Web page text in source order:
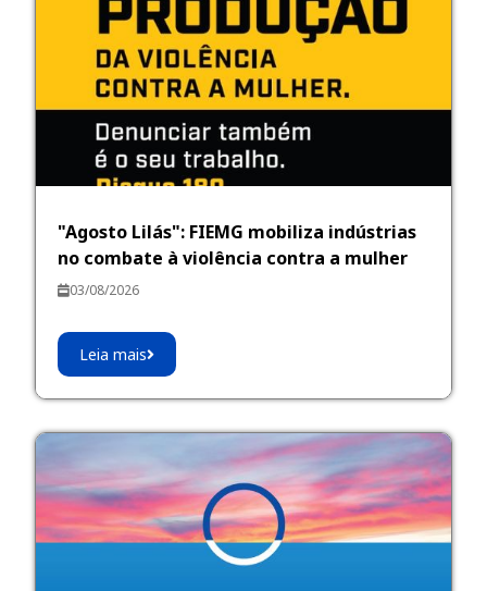
"Agosto Lilás": FIEMG mobiliza indústrias
no combate à violência contra a mulher
03/08/2026
Leia mais